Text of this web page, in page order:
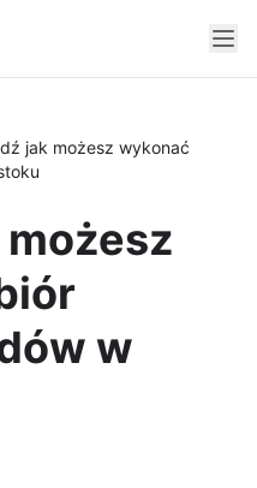
jak możesz wykonać
w